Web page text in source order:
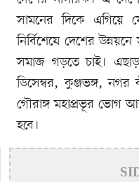
সামনের দিকে এগিয়ে
নির্বিশেষে দেশের
সমাজ গড়তে চাই।
ডিসেম্বর, কুঞ্জভঙ্গ, নগর
গৌরাঙ্গ মহাপ্রভূর ভোগ
হবে।